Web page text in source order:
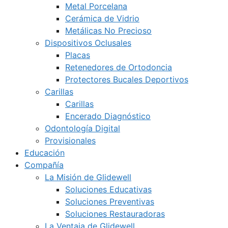
Metal Porcelana
Cerámica de Vidrio
Metálicas No Precioso
Dispositivos Oclusales
Placas
Retenedores de Ortodoncia
Protectores Bucales Deportivos
Carillas
Carillas
Encerado Diagnóstico
Odontología Digital
Provisionales
Educación
Compañía
La Misión de Glidewell
Soluciones Educativas
Soluciones Preventivas
Soluciones Restauradoras
La Ventaja de Glidewell